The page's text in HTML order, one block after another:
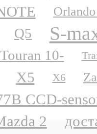
Q5 S-
Touran 10-
X5 X6
CCD-
2